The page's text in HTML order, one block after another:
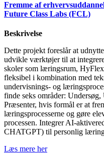
Fremme af
Future Class Labs (FCL)
Beskrivelse
Dette projekt foreslår at
udvikle værktøjer til at
skoler som læringsrum,
fleksibel i kombination med
undervisnings- og
finde seks områder:
Præsenter, hvis formål er at
læringsprocesserne og gøre
processen. Integrer AI-
CHATGPT) til personlig
Læs mere her